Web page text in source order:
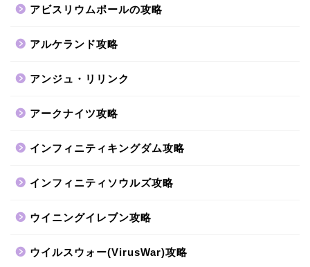
アビスリウムポールの攻略
アルケランド攻略
アンジュ・リリンク
アークナイツ攻略
インフィニティキングダム攻略
インフィニティソウルズ攻略
ウイニングイレブン攻略
ウイルスウォー(VirusWar)攻略